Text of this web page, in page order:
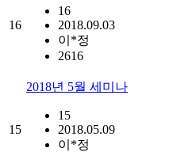
16
16
2018.09.03
이*정
2616
15
2018년 5월 세미나
15
2018.05.09
이*정